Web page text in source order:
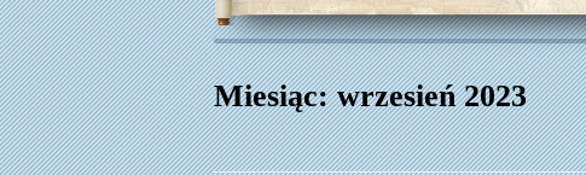
Miesiąc:wrzesień 2023